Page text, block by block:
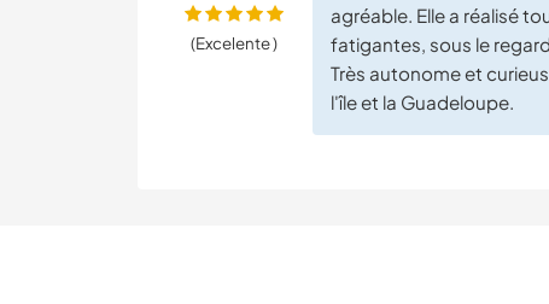
agréable. Elle a réalisé
fatigantes, sous le
Très autonome et
l'île et la Guadeloupe.
(Excelente )